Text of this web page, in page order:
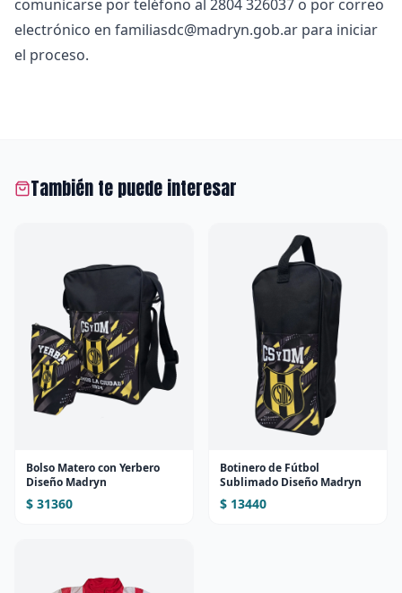
comunicarse por teléfono al 2804 326037 o por correo
electrónico en familiasdc@madryn.gob.ar para iniciar
el proceso.
También te puede interesar
Bolso Matero con Yerbero
Diseño Madryn
$ 31360
Botinero de Fútbol
Sublimado Diseño Madryn
$ 13440